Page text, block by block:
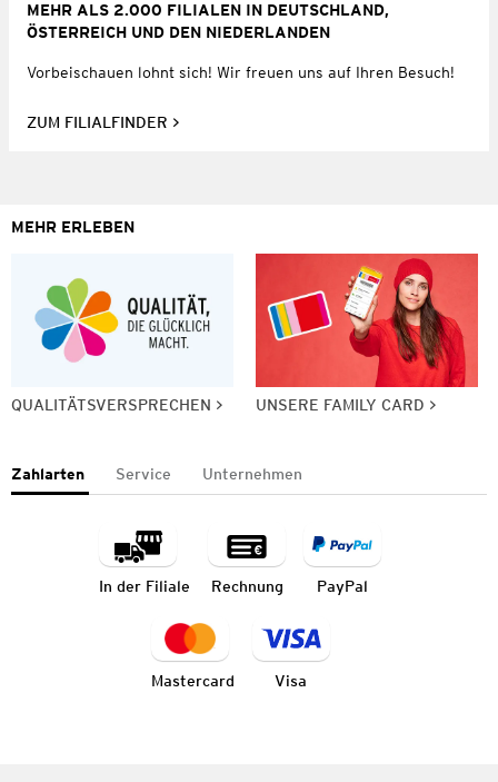
MEHR ALS 2.000 FILIALEN IN DEUTSCHLAND,
ÖSTERREICH UND DEN NIEDERLANDEN
Vorbeischauen lohnt sich! Wir freuen uns auf Ihren Besuch!
ZUM FILIALFINDER
MEHR ERLEBEN
QUALITÄTSVERSPRECHEN UNSERE FAMILY CARD
Zahlarten Service Unternehmen
In der Filiale Rechnung PayPal
Mastercard Visa